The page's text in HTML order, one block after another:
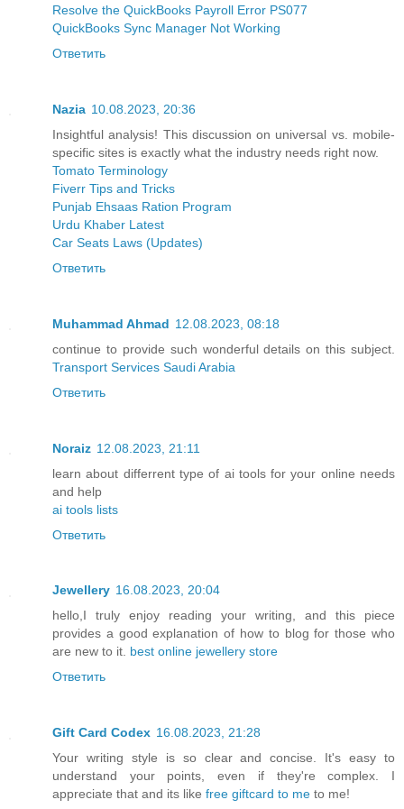
Resolve the QuickBooks Payroll Error PS077
QuickBooks Sync Manager Not Working
Ответить
Nazia 10.08.2023, 20:36
Insightful analysis! This discussion on universal vs. mobile-
specific sites is exactly what the industry needs right now.
Tomato Terminology
Fiverr Tips and Tricks
Punjab Ehsaas Ration Program
Urdu Khaber Latest
Car Seats Laws (Updates)
Ответить
Muhammad Ahmad 12.08.2023, 08:18
continue to provide such wonderful details on this subject.
Transport Services Saudi Arabia
Ответить
Noraiz 12.08.2023, 21:11
learn about differrent type of ai tools for your online needs
and help
ai tools lists
Ответить
Jewellery 16.08.2023, 20:04
hello,I truly enjoy reading your writing, and this piece
provides a good explanation of how to blog for those who
are new to it. best online jewellery store
Ответить
Gift Card Codex 16.08.2023, 21:28
Your writing style is so clear and concise. It's easy to
understand your points, even if they're complex. I
appreciate that and its like free giftcard to me to me!